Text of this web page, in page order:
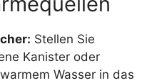
Stellen Sie
Kanister oder
Wasser in das